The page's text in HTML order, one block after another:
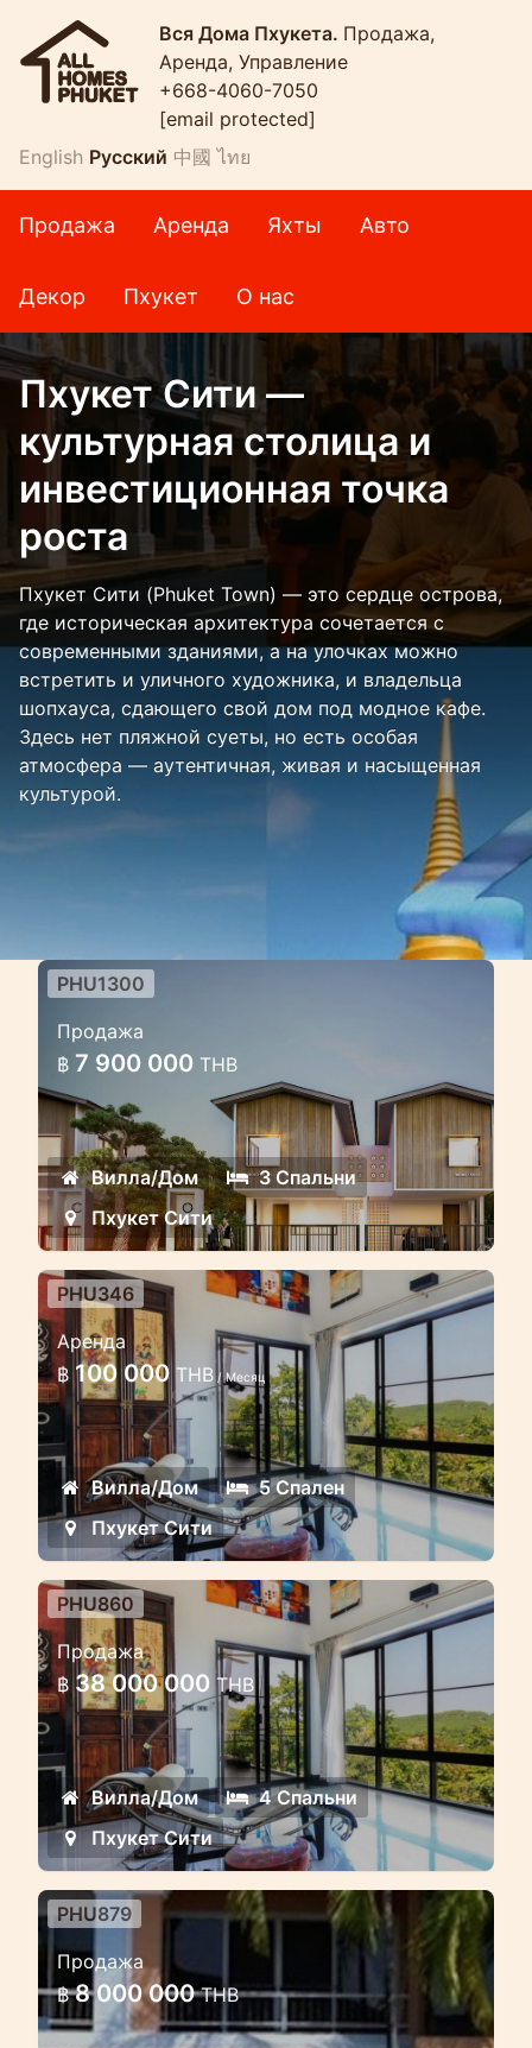
Вся Дома Пхукета. Продажа,
Аренда, Управление
+668-4060-7050
[email protected]
English Русский 中國 ไทย
Продажа Аренда Яхты Авто
Декор Пхукет О нас
Пхукет Сити —
культурная столица и
инвестиционная точка
роста
Пхукет Сити (Phuket Town) — это сердце острова,
где историческая архитектура сочетается с
современными зданиями, а на улочках можно
встретить и уличного художника, и владельца
шопхауса, сдающего свой дом под модное кафе.
Здесь нет пляжной суеты, но есть особая
атмосфера — аутентичная, живая и насыщенная
культурой.
Трехспальный таунхаус в
японском стиле
Трехспальный таунхаус в японском
стиле на Пхукете в Таиланде
PHU1300
Продажа
฿ 7 900 000 THB
Вилла/Дом
3 Спальни
Пхукет Сити
Большая 3 этажная вилла с 5
спальнями и видом на море
Просторная 5 спальная вилла с
видом на море и острова
расположена в центре острова
недалеко от города
PHU346
Аренда
฿ 100 000 THB / Месяц
Вилла/Дом
5 Спален
Пхукет Сити
3 этажная вилла с 4 спальнями
и видом на море
Просторная 4 спальная вилла с
видом на море и острова
расположена в центре острова
недалеко от города
PHU860
Продажа
฿ 38 000 000 THB
Вилла/Дом
4 Спальни
Пхукет Сити
3 спальный таунхаус рядом с
водой в охраняемом
комплексе
PHU879
Продажа
฿ 8 000 000THB